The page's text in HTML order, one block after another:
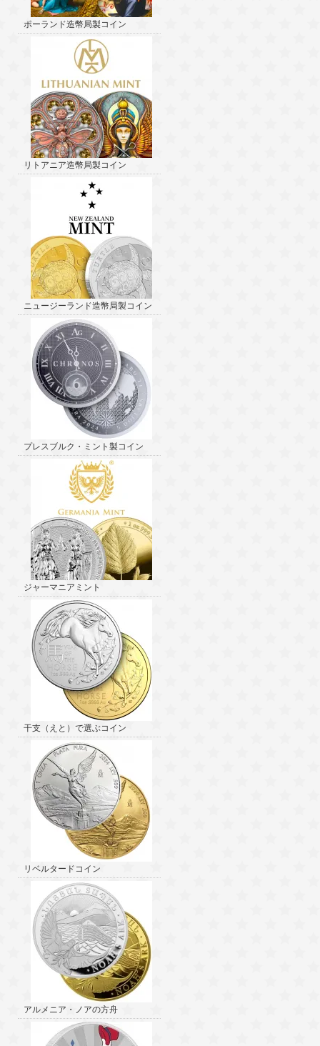
ポーランド造幣局製コイン
リトアニア造幣局製コイン
ニュージーランド造幣局製コイン
プレスブルク・ミント製コイン
ジャーマニアミント
干支（えと）で選ぶコイン
リベルタードコイン
アルメニア・ノアの方舟